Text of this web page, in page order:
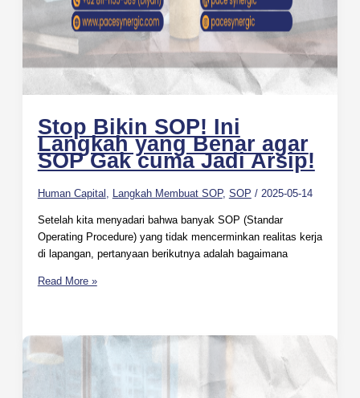
Stop Bikin SOP! Ini
Langkah yang Benar agar
SOP Gak cuma Jadi Arsip!
Human Capital , Langkah Membuat SOP, SOP / 2025-05-14
Setelah kita menyadari bahwa banyak SOP (Standar
Operating Procedure) yang tidak mencerminkan realitas kerja
di lapangan, pertanyaan berikutnya adalah bagaimana
Read More »